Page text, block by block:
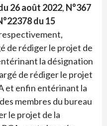
26 août 2022, N°367
du 15
de rédiger le projet de
la désignation
de rédiger le projet
et enfin entérinant la
membres du bureau
le projet de la